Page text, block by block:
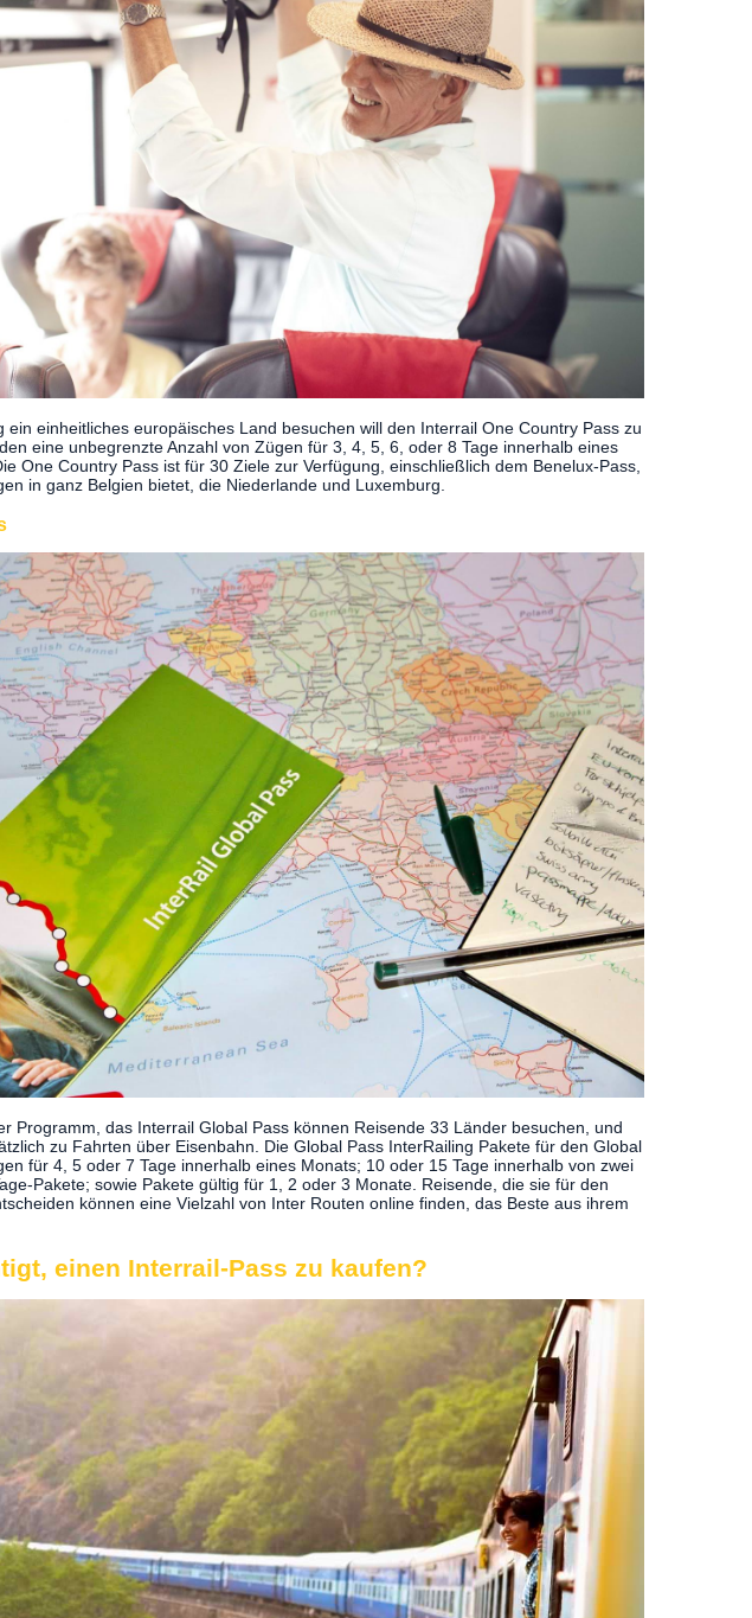
ein einheitliches europäisches Land besuchen will den Interrail One Country Pass zu
eine unbegrenzte Anzahl von Zügen für 3, 4, 5, 6, oder 8 Tage innerhalb eines
One Country Pass ist für 30 Ziele zur Verfügung, einschließlich dem Benelux-Pass,
in ganz Belgien bietet, die Niederlande und Luxemburg.
Programm, das Interrail Global Pass können Reisende 33 Länder besuchen, und
zu Fahrten über Eisenbahn. Die Global Pass InterRailing Pakete für den Global
für 4, 5 oder 7 Tage innerhalb eines Monats; 10 oder 15 Tage innerhalb von zwei
Pakete; sowie Pakete gültig für 1, 2 oder 3 Monate. Reisende, die sie für den
können eine Vielzahl von Inter Routen online finden, das Beste aus ihrem
einen Interrail-Pass zu kaufen?